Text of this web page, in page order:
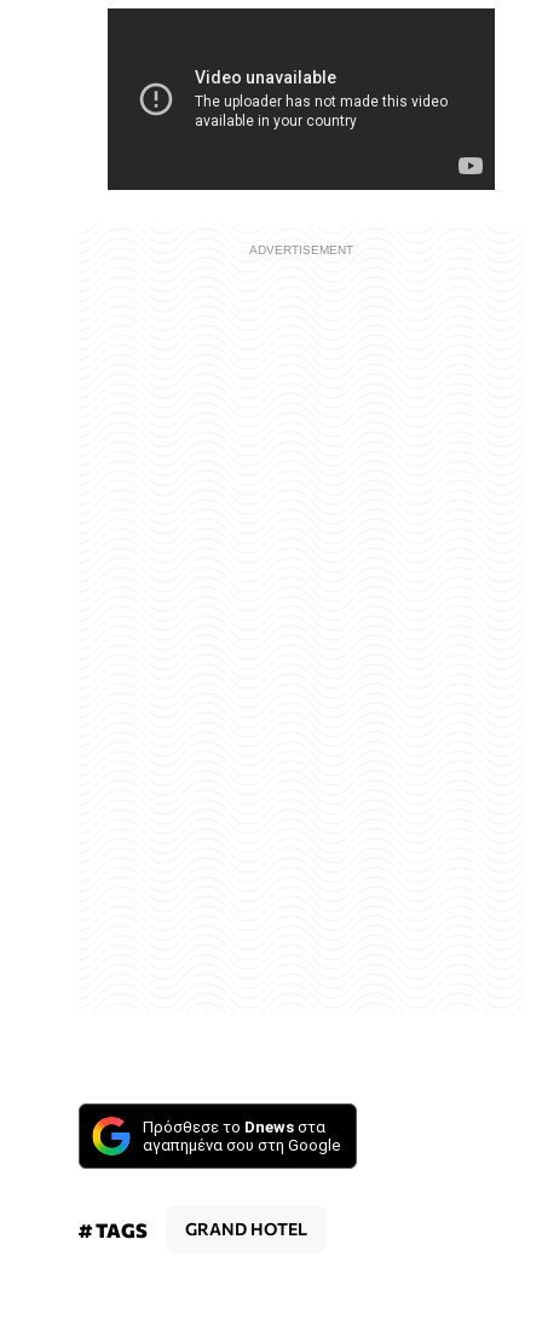
Πρόσθεσε το Dnews στα
αγαπημένα σου στη Google
# TAGS GRAND HOTEL